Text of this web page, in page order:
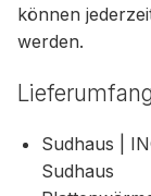
können
werden.
Lieferumfang
Sudhaus |
Sudhaus